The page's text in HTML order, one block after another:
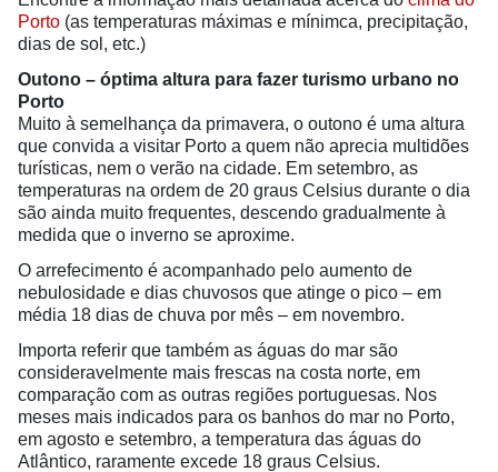
Porto (as temperaturas máximas e mínimca, precipitação,
dias de sol, etc.)
Outono – óptima altura para fazer turismo urbano no
Porto
Muito à semelhança da primavera, o outono é uma altura
que convida a visitar Porto a quem não aprecia multidões
turísticas, nem o verão na cidade. Em setembro, as
temperaturas na ordem de 20 graus Celsius durante o dia
são ainda muito frequentes, descendo gradualmente à
medida que o inverno se aproxime.
O arrefecimento é acompanhado pelo aumento de
nebulosidade e dias chuvosos que atinge o pico – em
média 18 dias de chuva por mês – em novembro.
Importa referir que também as águas do mar são
consideravelmente mais frescas na costa norte, em
comparação com as outras regiões portuguesas. Nos
meses mais indicados para os banhos do mar no Porto,
em agosto e setembro, a temperatura das águas do
Atlântico, raramente excede 18 graus Celsius.